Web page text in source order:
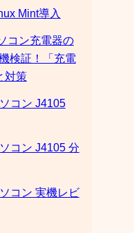
Mint導入
コン充電器の
検証！「充電
対策
コン J4105
コン J4105 分
コン 実機レビ